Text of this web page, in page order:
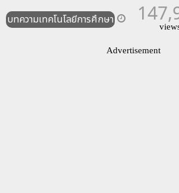
บทความเทคโนโลยีการศึกษา
Advertisement